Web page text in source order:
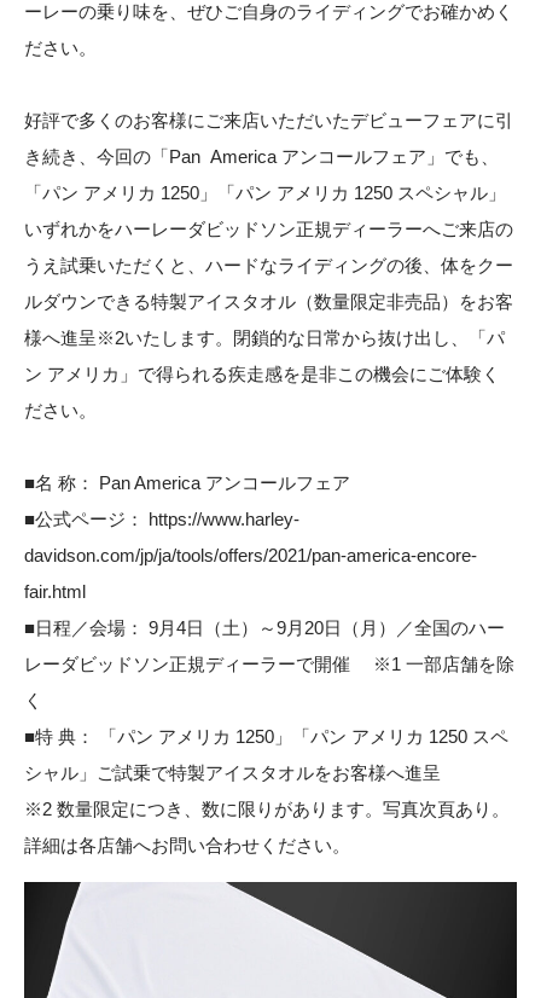
ーレーの乗り味を、ぜひご自身のライディングでお確かめく
ださい。
好評で多くのお客様にご来店いただいたデビューフェアに引
き続き、今回の「Pan America アンコールフェア」でも、
「パン アメリカ 1250」「パン アメリカ 1250 スペシャル」
いずれかをハーレーダビッドソン正規ディーラーへご来店の
うえ試乗いただくと、ハードなライディングの後、体をクー
ルダウンできる特製アイスタオル（数量限定非売品）をお客
様へ進呈※2いたします。閉鎖的な日常から抜け出し、「パ
ン アメリカ」で得られる疾走感を是非この機会にご体験く
ださい。
■名 称： Pan America アンコールフェア
■公式ページ： https://www.harley-
davidson.com/jp/ja/tools/offers/2021/pan-america-encore-
fair.html
■日程／会場： 9月4日（土）～9月20日（月）／全国のハー
レーダビッドソン正規ディーラーで開催 ※1 一部店舗を除
く
■特 典： 「パン アメリカ 1250」「パン アメリカ 1250 スペ
シャル」ご試乗で特製アイスタオルをお客様へ進呈
※2 数量限定につき、数に限りがあります。写真次頁あり。
詳細は各店舗へお問い合わせください。